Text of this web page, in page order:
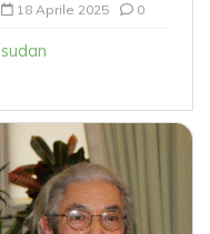
18 Aprile 2025 0
sudan